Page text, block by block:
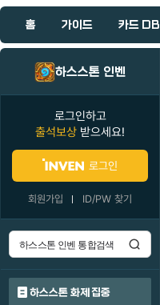
홈 가이드 카드 DB
하스스톤 인벤
로그인하고
출석보상 받으세요!
로그인
회원가입 ID/PW 찾기
하스스톤 화제 집중